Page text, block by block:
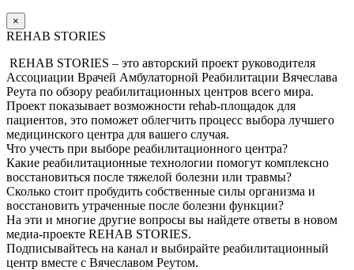
×
REHAB STORIES
REHAB STORIES – это авторский проект руководителя
Ассоциации Врачей Амбулаторной Реабилитации Вячеслава
Реута по обзору реабилитационных центров всего мира.
Проект показывает возможности rehab-площадок для
пациентов, это поможет облегчить процесс выбора лучшего
медицинского центра для вашего случая.
Что учесть при выборе реабилитационного центра?
Какие реабилитационные технологии помогут комплексно
восстановиться после тяжелой болезни или травмы?
Сколько стоит пробудить собственные силы организма и
восстановить утраченные после болезни функции?
На эти и многие другие вопросы вы найдете ответы в новом
медиа-проекте REHAB STORIES.
Подписывайтесь на канал и выбирайте реабилитационный
центр вместе с Вячеславом Реутом.